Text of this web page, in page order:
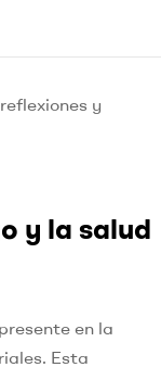
y
y la salud
en la
Esta